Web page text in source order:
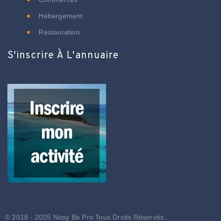
Hébergement
Restauration
S'inscrire À L'annuaire
© 2018 - 2025 Nosy Be Pro Tous Droits Réservés.